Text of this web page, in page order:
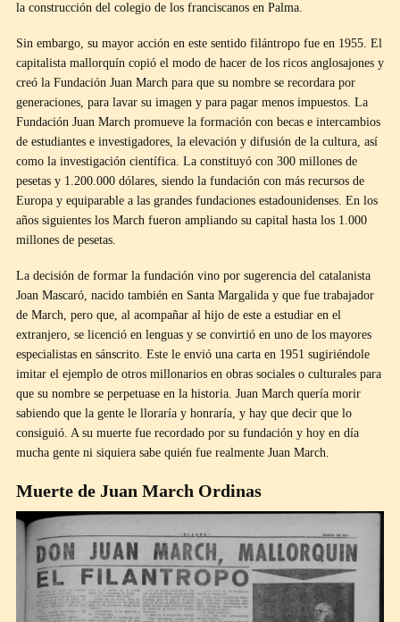
la construcción del colegio de los franciscanos en Palma.
Sin embargo, su mayor acción en este sentido filántropo fue en 1955. El
capitalista mallorquín copió el modo de hacer de los ricos anglosajones y
creó la Fundación Juan March para que su nombre se recordara por
generaciones, para lavar su imagen y para pagar menos impuestos. La
Fundación Juan March promueve la formación con becas e intercambios
de estudiantes e investigadores, la elevación y difusión de la cultura, así
como la investigación científica. La constituyó con 300 millones de
pesetas y 1.200.000 dólares, siendo la fundación con más recursos de
Europa y equiparable a las grandes fundaciones estadounidenses. En los
años siguientes los March fueron ampliando su capital hasta los 1.000
millones de pesetas.
La decisión de formar la fundación vino por sugerencia del catalanista
Joan Mascaró, nacido también en Santa Margalida y que fue trabajador
de March, pero que, al acompañar al hijo de este a estudiar en el
extranjero, se licenció en lenguas y se convirtió en uno de los mayores
especialistas en sánscrito. Este le envió una carta en 1951 sugiriéndole
imitar el ejemplo de otros millonarios en obras sociales o culturales para
que su nombre se perpetuase en la historia. Juan March quería morir
sabiendo que la gente le lloraría y honraría, y hay que decir que lo
consiguió. A su muerte fue recordado por su fundación y hoy en día
mucha gente ni siquiera sabe quién fue realmente Juan March.
Muerte de Juan March Ordinas